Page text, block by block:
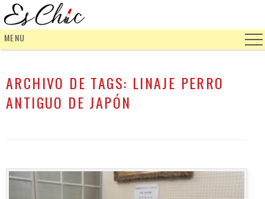
MENU
ARCHIVO DE TAGS: LINAJE PERRO
ANTIGUO DE JAPÓN